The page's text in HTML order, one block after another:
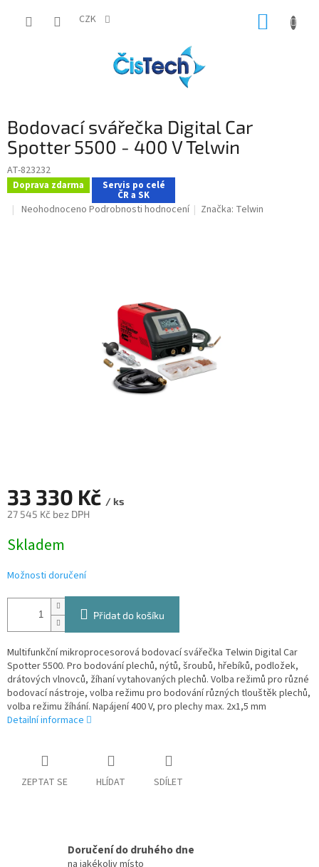
CZK
Bodovací svářečka Digital Car
Spotter 5500 - 400 V Telwin
AT-823232
Doprava zdarma Servis po celé
ČR a SK
Průměrné
Neohodnoceno Podrobnosti hodnocení Značka: Telwin
33 330 Kč / ks
27 545 Kč bez DPH
cena:
Skladem
Možnosti doručení
Přidat do košíku
Multifunkční mikroprocesorová bodovací svářečka Telwin Digital Car
Spotter 5500. Pro bodování plechů, nýtů, šroubů, hřebíků, podložek,
drátových vlnovců, žíhaní vytahovaných plechů. Volba režimů pro různé
bodovací nástroje, volba režimu pro bodování různých tlouštěk plechů,
volba režimu žíhání. Napájení 400 V, pro plechy max. 2x1,5 mm
Detailní informace
ZEPTAT SE HLÍDAT SDÍLET
Doručení do druhého dne
na jakékoliv místo